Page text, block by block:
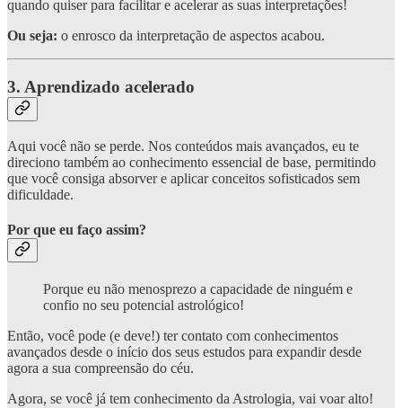
quando quiser para facilitar e acelerar as suas interpretações!
Ou seja: o enrosco da interpretação de aspectos acabou.
3. Aprendizado acelerado
Aqui você não se perde. Nos conteúdos mais avançados, eu te
direciono também ao conhecimento essencial de base, permitindo
que você consiga absorver e aplicar conceitos sofisticados sem
dificuldade.
Por que eu faço assim?
Porque eu não menosprezo a capacidade de ninguém e
confio no seu potencial astrológico!
Então, você pode (e deve!) ter contato com conhecimentos
avançados desde o início dos seus estudos para expandir desde
agora a sua compreensão do céu.
Agora, se você já tem conhecimento da Astrologia, vai voar alto!